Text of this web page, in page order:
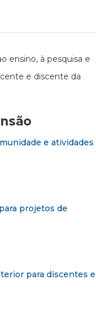
ensino, à pesquisa e
e discente da
e atividades
projetos de
para discentes e